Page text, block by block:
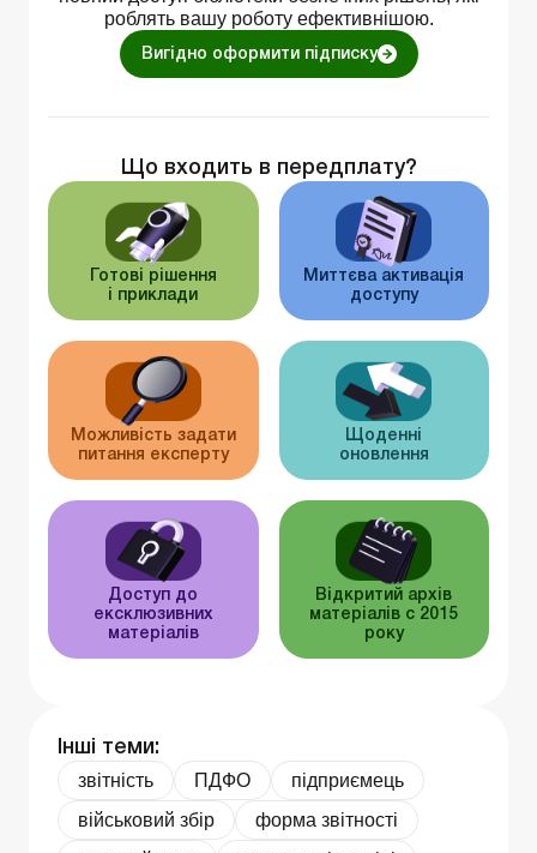
роблять вашу роботу ефективнішою.
Вигідно оформити підписку
Що входить в передплату?
Готові рішення
і приклади
Миттєва активація
доступу
Можливість задати
питання експерту
Щоденні
оновлення
Доступ до
ексклюзивних
матеріалів
Відкритий архів
матеріалів c 2015
року
Інші теми:
звітність ПДФО
підприємець
військовий збір
форма звітності